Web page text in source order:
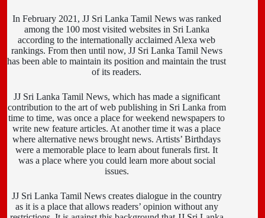
In February 2021, JJ Sri Lanka Tamil News was ranked
among the 100 most visited websites in Sri Lanka
according to the internationally acclaimed Alexa web
rankings. From then until now, JJ Sri Lanka Tamil News
has been able to maintain its position and maintain the trust
of its readers.
JJ Sri Lanka Tamil News, which has made a significant
contribution to the art of web publishing in Sri Lanka from
time to time, was once a place for weekend newspapers to
write new feature articles. At another time it was a place
where alternative news brought news. Artists’ Birthdays
were a memorable place to learn about funerals first. It
was a place where you could learn more about social
issues.
JJ Sri Lanka Tamil News creates dialogue in the country
as it is a place that allows readers’ opinion without any